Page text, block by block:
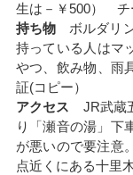
生は－￥500） チ
持ち物 ボルダリ
持っている人はマ
やつ、飲み物、雨
証(コピー）
アクセス JR武蔵
り「瀬音の湯」下
が悪いので要注意
点近くにある十里